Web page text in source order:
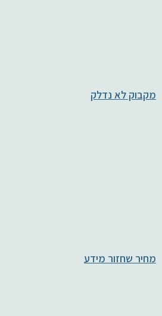
מקבוק לא נדלק
מחיר שחזור מידע